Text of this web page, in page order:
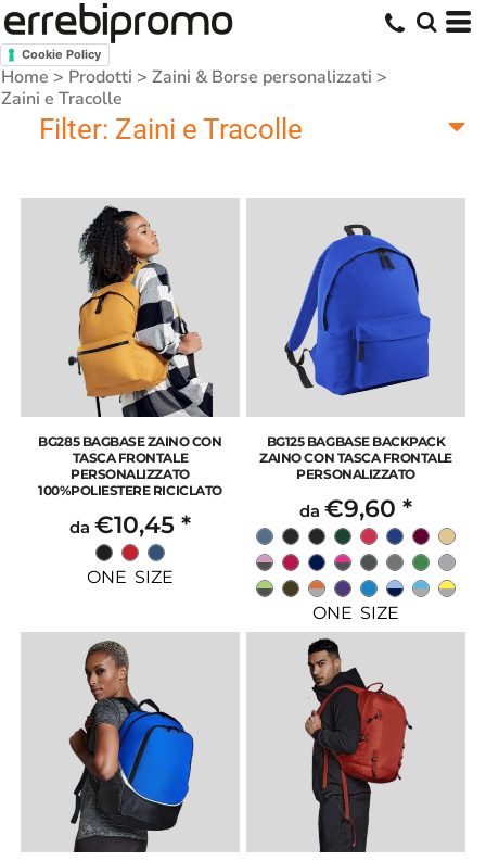
Cookie Policy
Home > Prodotti > Zaini & Borse personalizzati >
Zaini e Tracolle
Filter: Zaini e Tracolle
BG285 BAGBASE ZAINO CON
TASCA FRONTALE
PERSONALIZZATO
100%POLIESTERE RICICLATO
da €10,45 *
ONE SIZE
BG125 BAGBASE BACKPACK
ZAINO CON TASCA FRONTALE
PERSONALIZZATO
da€9,60*
ONE SIZE